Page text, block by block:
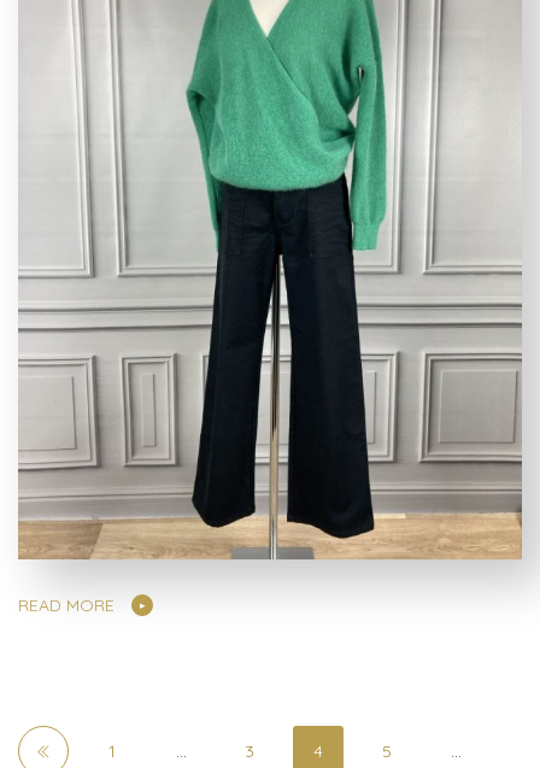
READ MORE
1 … 3 4 5 …